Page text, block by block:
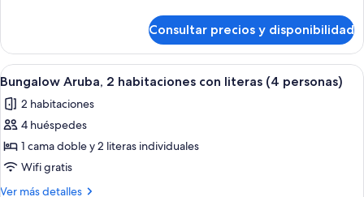
habitaciones
con
literas
(3
personas)
Aruba
2
habitaciones
con
literas
personas)
Consultar precios y disponibilidad
Abrir
todas
las
fotos
de
Bungalow
Aruba,
Un edificio de dos pisos con un
6
Bungalow Aruba, 2 habitaciones con literas (4 personas)
2 habitaciones
4 huéspedes
1 cama doble y 2 literas individuales
Wifi gratis
Ver más detalles
Más